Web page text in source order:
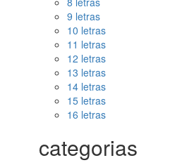
9 letras
10 letras
11 letras
12 letras
13 letras
14 letras
15 letras
16 letras
categorias